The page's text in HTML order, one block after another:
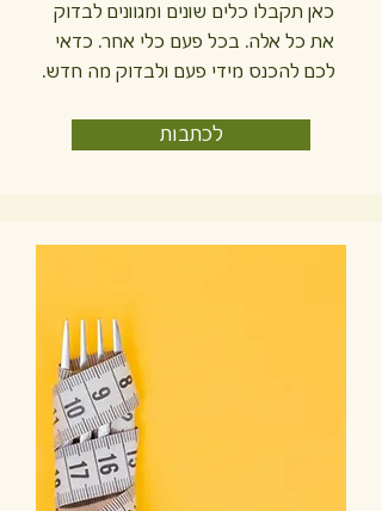
כאן תקבלו כלים שונים ומגוונים לבדוק
את כל אלה. בכל פעם כלי אחר. כדאי
לכם להכנס מידי פעם ולבדוק מה חדש.
לכתבות